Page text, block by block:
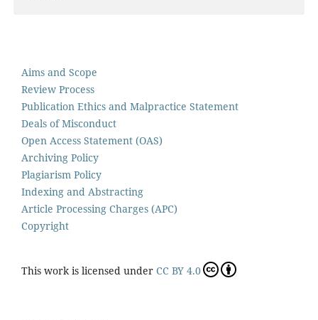
Aims and Scope
Review Process
Publication Ethics and Malpractice Statement
Deals of Misconduct
Open Access Statement (OAS)
Archiving Policy
Plagiarism Policy
Indexing and Abstracting
Article Processing Charges (APC)
Copyright
This work is licensed under CC BY 4.0